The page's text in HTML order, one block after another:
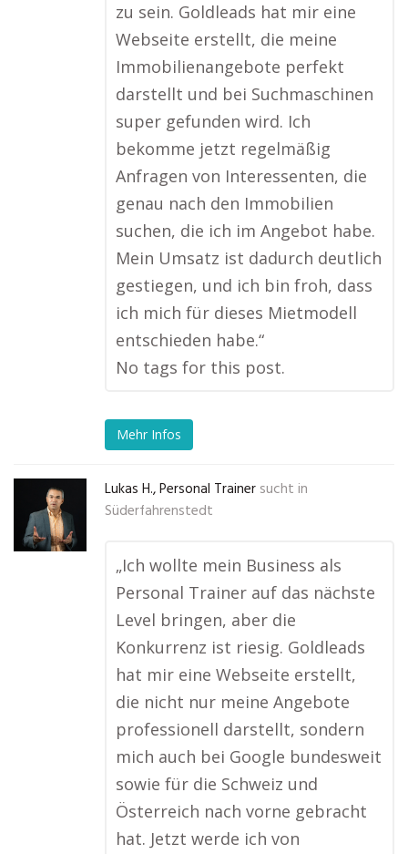
zu sein. Goldleads hat mir eine
Webseite erstellt, die meine
Immobilienangebote perfekt
darstellt und bei Suchmaschinen
super gefunden wird. Ich
bekomme jetzt regelmäßig
Anfragen von Interessenten, die
genau nach den Immobilien
suchen, die ich im Angebot habe.
Mein Umsatz ist dadurch deutlich
gestiegen, und ich bin froh, dass
ich mich für dieses Mietmodell
entschieden habe.“
No tags for this post.
Mehr Infos
Lukas H., Personal Trainer sucht in
Süderfahrenstedt
„Ich wollte mein Business als
Personal Trainer auf das nächste
Level bringen, aber die
Konkurrenz ist riesig. Goldleads
hat mir eine Webseite erstellt,
die nicht nur meine Angebote
professionell darstellt, sondern
mich auch bei Google bundesweit
sowie für die Schweiz und
Österreich nach vorne gebracht
hat. Jetzt werde ich von